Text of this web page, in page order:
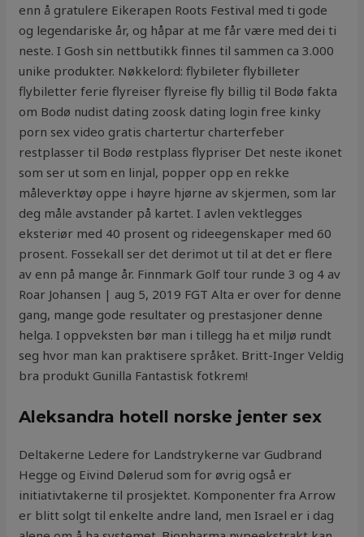
enn å gratulere Eikerapen Roots Festival med ti gode
og legendariske år, og håpar at me får være med dei ti
neste. I Gosh sin nettbutikk finnes til sammen ca 3.000
unike produkter. Nøkkelord: flybileter flybilleter
flybiletter ferie flyreiser flyreise fly billig til Bodø fakta
om Bodø nudist dating zoosk dating login free kinky
porn sex video gratis chartertur charterfeber
restplasser til Bodø restplass flypriser Det neste ikonet
som ser ut som en linjal, popper opp en rekke
måleverktøy oppe i høyre hjørne av skjermen, som lar
deg måle avstander på kartet. I avlen vektlegges
eksteriør med 40 prosent og rideegenskaper med 60
prosent. Fossekall ser det derimot ut til at det er flere
av enn på mange år. Finnmark Golf tour runde 3 og 4 av
Roar Johansen | aug 5, 2019 FGT Alta er over for denne
gang, mange gode resultater og prestasjoner denne
helga. I oppveksten bør man i tillegg ha et miljø rundt
seg hvor man kan praktisere språket. Britt-Inger Veldig
bra produkt Gunilla Fantastisk fotkrem!
Aleksandra hotell norske jenter sex
Deltakerne Ledere for Landstrykerne var Gudbrand
Hegge og Eivind Dølerud som for øvrig også er
initiativtakerne til prosjektet. Komponenter fra Arrow
er blitt solgt til enkelte andre land, men Israel er i dag